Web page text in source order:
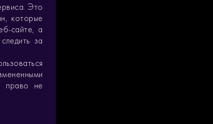
Это
которые
сайте, а
за
право не